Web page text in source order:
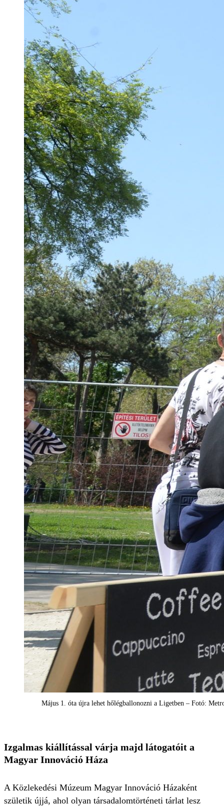
Május 1. óta újra lehet hőlégballonozni a Ligetben – Fotó:
Izgalmas kiállítással várja majd látogatóit a
Magyar Innováció Háza
A Közlekedési Múzeum Magyar Innováció Házaként
születik újjá, ahol olyan társadalomtörténeti tárlat lesz